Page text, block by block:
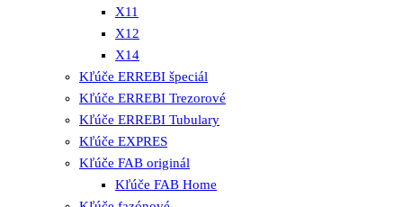
X11
X12
X14
Kľúče ERREBI špeciál
Kľúče ERREBI Trezorové
Kľúče ERREBI Tubulary
Kľúče EXPRES
Kľúče FAB originál
Kľúče FAB Home